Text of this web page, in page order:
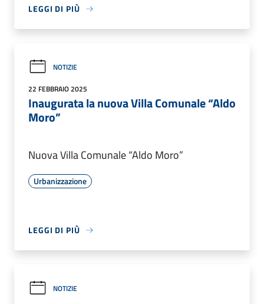
LEGGI DI PIÙ
NOTIZIE
22 FEBBRAIO 2025
Inaugurata la nuova Villa Comunale “Aldo
Moro”
Nuova Villa Comunale “Aldo Moro”
Urbanizzazione
LEGGI DI PIÙ
NOTIZIE